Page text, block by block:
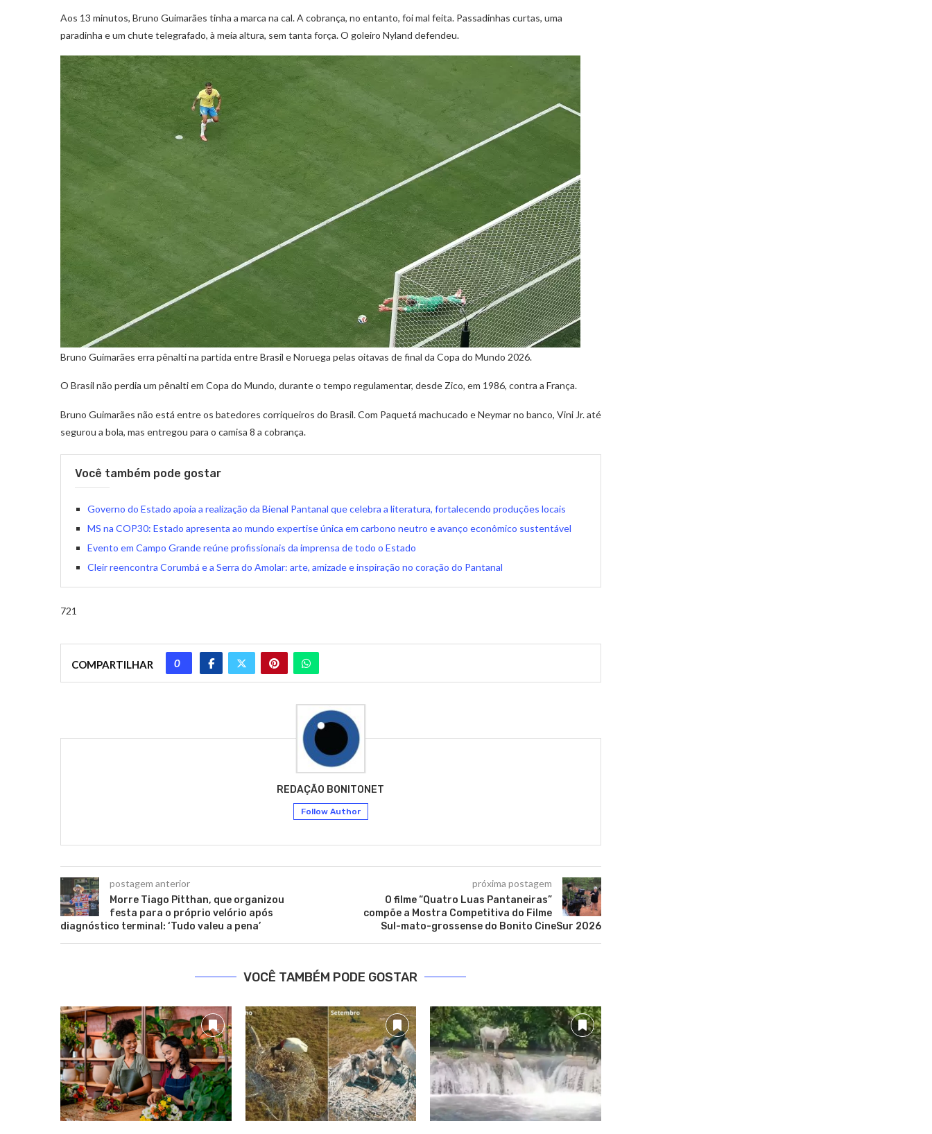
Aos 13 minutos, Bruno Guimarães tinha a marca na cal. A cobrança, no entanto, foi mal feita. Passadinhas curtas, uma
paradinha e um chute telegrafado, à meia altura, sem tanta força. O goleiro Nyland defendeu.
Bruno Guimarães erra pênalti na partida entre Brasil e Noruega pelas oitavas de final da Copa do Mundo 2026.
O Brasil não perdia um pênalti em Copa do Mundo, durante o tempo regulamentar, desde Zico, em 1986, contra a França.
Bruno Guimarães não está entre os batedores corriqueiros do Brasil. Com Paquetá machucado e Neymar no banco, Vini Jr. até
segurou a bola, mas entregou para o camisa 8 a cobrança.
Você também pode gostar
Governo do Estado apoia a realização da Bienal Pantanal que celebra a literatura, fortalecendo produções locais
MS na COP30: Estado apresenta ao mundo expertise única em carbono neutro e avanço econômico sustentável
Evento em Campo Grande reúne profissionais da imprensa de todo o Estado
Cleir reencontra Corumbá e a Serra do Amolar: arte, amizade e inspiração no coração do Pantanal
721
COMPARTILHAR 0
REDAÇÃO BONITONET
Follow Author
postagem anterior
Morre Tiago Pitthan, que organizou
festa para o próprio velório após
diagnóstico terminal: ‘Tudo valeu a pena’
próxima postagem
O filme “Quatro Luas Pantaneiras”
compõe a Mostra Competitiva do Filme
Sul-mato-grossense do Bonito CineSur 2026
VOCÊ TAMBÉM PODE GOSTAR